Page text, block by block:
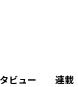
ビュー 連載